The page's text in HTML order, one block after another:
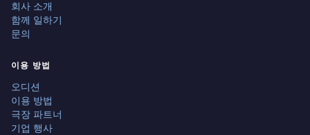
회사 소개
함께 일하기
문의
이용 방법
오디션
이용 방법
극장 파트너
기업 행사